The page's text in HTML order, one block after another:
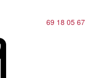
69 18 05 67